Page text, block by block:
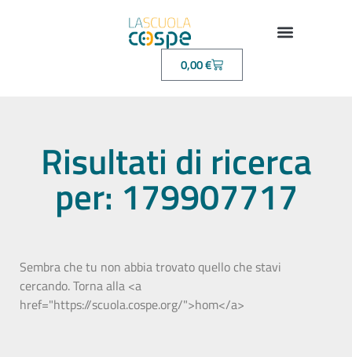
0,00€
Risultati di ricerca
per: 179907717
Sembra che tu non abbia trovato quello che stavi
cercando. Torna alla <a
href="https://scuola.cospe.org/">hom</a>